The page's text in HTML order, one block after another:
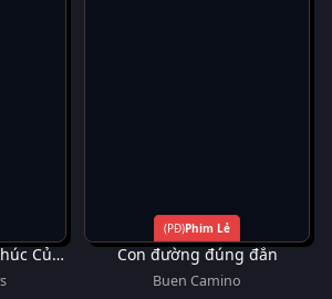
Của
Phim Lẻ
Con đường đúng đắn
Buen Camino